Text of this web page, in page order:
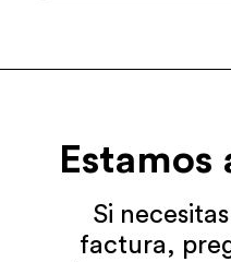
Estamos
Si
factura,